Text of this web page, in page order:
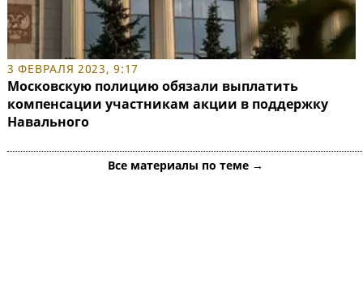
3 ФЕВРАЛЯ 2023, 9:17
Московскую полицию обязали выплатить
компенсации участникам акции в поддержку
Навального
Все материалы по теме →